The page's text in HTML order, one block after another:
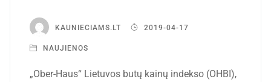
KAUNIECIAMS.LT 2019-04-17
NAUJIENOS
„Ober-Haus“ Lietuvos butų kainų indekso (OHBI),